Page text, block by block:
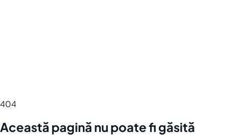
404
Această pagină nu poate fi găsită